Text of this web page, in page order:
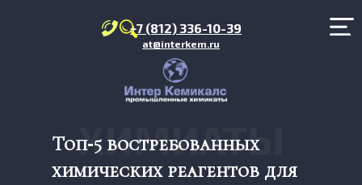
+7 (812) 336-10-39
at@interkem.ru
Топ‑5 востребованных
химических реагентов для
ХИМИАТЫ